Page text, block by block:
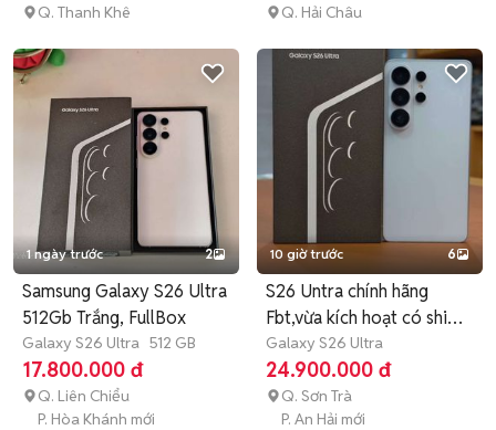
Q. Thanh Khê Q. Hải Châu
1 ngày trước 2
Samsung Galaxy S26 Ultra
512Gb Trắng, FullBox
Galaxy S26 Ultra 512 GB
17.800.000 đ
Q. Liên Chiểu
P. Hòa Khánh mới
10 giờ trước 6
S26 Untra chính hãng
Fbt,vừa kích hoạt có ship
cod
Galaxy S26 Ultra
24.900.000 đ
Q. Sơn Trà
P. An Hải mới